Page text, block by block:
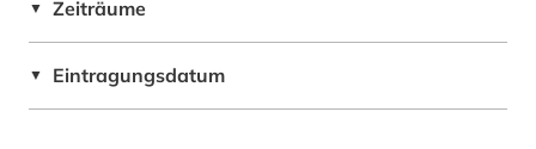
kernphysik (1)
▼ Zeiträume
▼ Eintragungsdatum